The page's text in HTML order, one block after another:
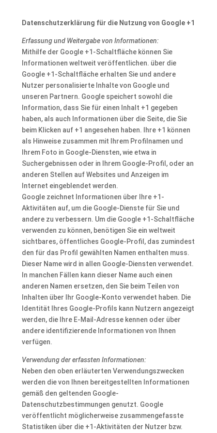
Datenschutzerklärung für die Nutzung von Google +1
Erfassung und Weitergabe von Informationen:
Mithilfe der Google +1-Schaltfläche können Sie
Informationen weltweit veröffentlichen. über die
Google +1-Schaltfläche erhalten Sie und andere
Nutzer personalisierte Inhalte von Google und
unseren Partnern. Google speichert sowohl die
Information, dass Sie für einen Inhalt +1 gegeben
haben, als auch Informationen über die Seite, die Sie
beim Klicken auf +1 angesehen haben. Ihre +1 können
als Hinweise zusammen mit Ihrem Profilnamen und
Ihrem Foto in Google-Diensten, wie etwa in
Suchergebnissen oder in Ihrem Google-Profil, oder an
anderen Stellen auf Websites und Anzeigen im
Internet eingeblendet werden.
Google zeichnet Informationen über Ihre +1-
Aktivitäten auf, um die Google-Dienste für Sie und
andere zu verbessern. Um die Google +1-Schaltfläche
verwenden zu können, benötigen Sie ein weltweit
sichtbares, öffentliches Google-Profil, das zumindest
den für das Profil gewählten Namen enthalten muss.
Dieser Name wird in allen Google-Diensten verwendet.
In manchen Fällen kann dieser Name auch einen
anderen Namen ersetzen, den Sie beim Teilen von
Inhalten über Ihr Google-Konto verwendet haben. Die
Identität Ihres Google-Profils kann Nutzern angezeigt
werden, die Ihre E-Mail-Adresse kennen oder über
andere identifizierende Informationen von Ihnen
verfügen.
Verwendung der erfassten Informationen:
Neben den oben erläuterten Verwendungszwecken
werden die von Ihnen bereitgestellten Informationen
gemäß den geltenden Google-
Datenschutzbestimmungen genutzt. Google
veröffentlicht möglicherweise zusammengefasste
Statistiken über die +1-Aktivitäten der Nutzer bzw.